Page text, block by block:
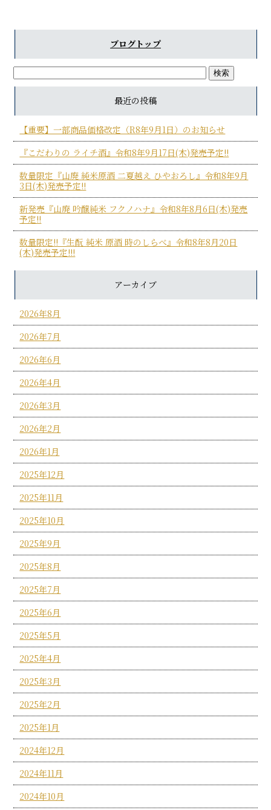
ブログトップ
最近の投稿
【重要】一部商品価格改定（R8年9月1日）のお知らせ
『こだわりの ライチ酒』令和8年9月17日(木)発売予定!!
数量限定『山廃 純米原酒 二夏越え ひやおろし』令和8年9月
3日(木)発売予定!!
新発売『山廃 吟醸純米 フクノハナ』令和8年8月6日(木)発売
予定!!
数量限定!!『生酛 純米 原酒 時のしらべ』令和8年8月20日
(木)発売予定!!!
アーカイブ
2026年8月
2026年7月
2026年6月
2026年4月
2026年3月
2026年2月
2026年1月
2025年12月
2025年11月
2025年10月
2025年9月
2025年8月
2025年7月
2025年6月
2025年5月
2025年4月
2025年3月
2025年2月
2025年1月
2024年12月
2024年11月
2024年10月